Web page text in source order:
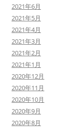
2021年6月
2021年5月
2021年4月
2021年3月
2021年2月
2021年1月
2020年12月
2020年11月
2020年10月
2020年9月
2020年8月